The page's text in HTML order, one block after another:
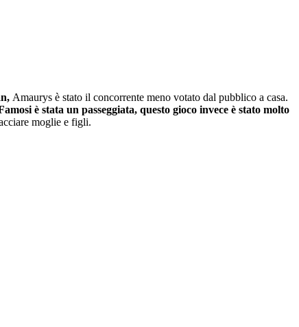
Amaurys è stato il concorrente meno votato dal pubblico a casa.
è stata un passeggiata, questo gioco invece è stato molto
moglie e figli.